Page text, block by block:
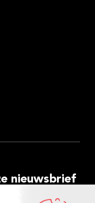
nieuwsbrief